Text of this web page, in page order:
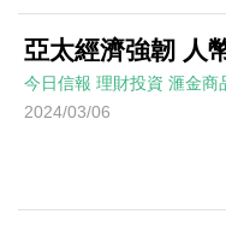
亞太經濟強韌 人
今日信報 理財投資 滙金商
2024/03/06